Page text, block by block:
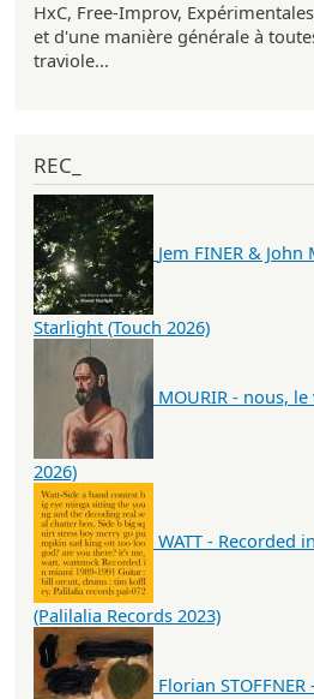
HxC, Free-Improv,
et d'une manière générale à
traviole...
REC_
Jem FINER & John
Starlight (Touch 2026)
MOURIR - nous,
2026)
WATT - Recorded
(Palilalia Records 2023)
Florian